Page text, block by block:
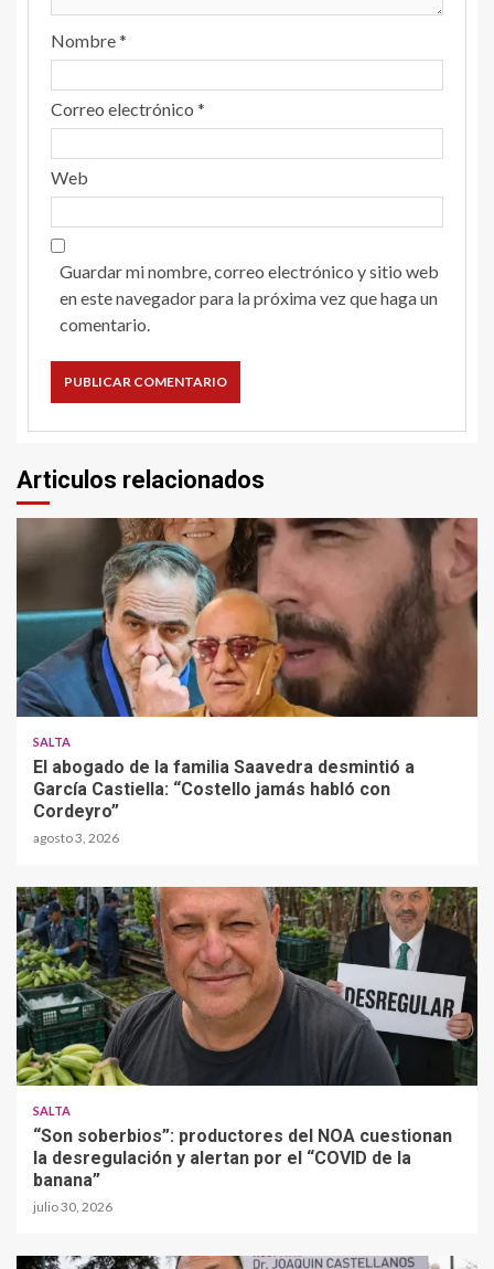
Nombre*
Correo electrónico *
Web
Guardar mi nombre, correo electrónico y sitio web
en este navegador para la próxima vez que haga un
comentario.
Articulos relacionados
SALTA
El abogado de la familia Saavedra desmintió a
García Castiella: “Costello jamás habló con
Cordeyro”
agosto 3, 2026
SALTA
“Son soberbios”: productores del NOA cuestionan
la desregulación y alertan por el “COVID de la
banana”
julio 30, 2026